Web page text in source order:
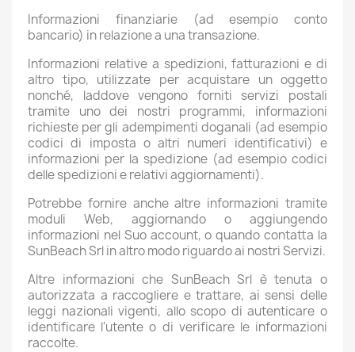
Informazioni finanziarie (ad esempio conto
bancario) in relazione a una transazione.
Informazioni relative a spedizioni, fatturazioni e di
altro tipo, utilizzate per acquistare un oggetto
nonché, laddove vengono forniti servizi postali
tramite uno dei nostri programmi, informazioni
richieste per gli adempimenti doganali (ad esempio
codici di imposta o altri numeri identificativi) e
informazioni per la spedizione (ad esempio codici
delle spedizioni e relativi aggiornamenti).
Potrebbe fornire anche altre informazioni tramite
moduli Web, aggiornando o aggiungendo
informazioni nel Suo account, o quando contatta la
SunBeach Srl in altro modo riguardo ai nostri Servizi.
Altre informazioni che SunBeach Srl è tenuta o
autorizzata a raccogliere e trattare, ai sensi delle
leggi nazionali vigenti, allo scopo di autenticare o
identificare l'utente o di verificare le informazioni
raccolte.